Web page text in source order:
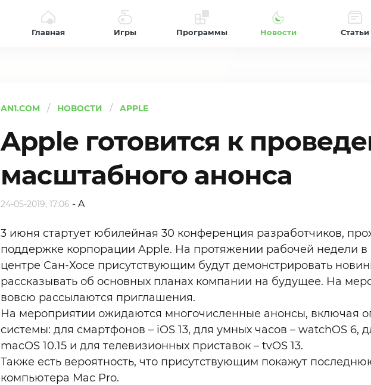
Главная Игры Программы Новости Статьи
AN1.COM НОВОСТИ APPLE
Apple готовится к
масштабного анонса
24-05-2019, 17:06 -A
3 июня стартует юбилейная 30 конференция разработчиков,
поддержке корпорации Apple. На протяжении рабочей недели в
центре Сан-Хосе присутствующим будут демонстрировать
рассказывать об основных планах компании на будущее. На
вовсю рассылаются приглашения.
На мероприятии ожидаются многочисленные анонсы, включая
системы: для смартфонов – iOS 13, для умных часов – watchOS 6,
macOS 10.15 и для телевизионных приставок – tvOS 13.
Также есть вероятность, что присутствующим покажут
компьютера Mac Pro.